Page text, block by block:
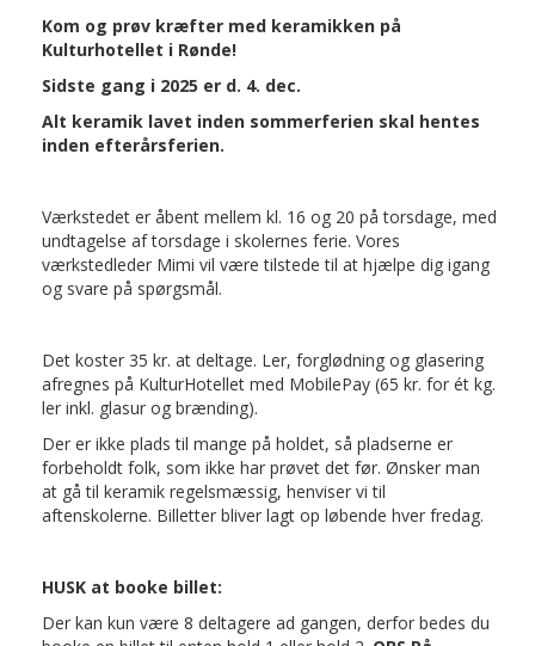
Nanna Larsen & Ivan Pedersen m. band
25. september
Nanna Larsen & Ivan Pedersen m. band
Sange fra et nordisk americana-univers
Arrangør: MiR- Musik i Rønde
Kom og prøv kræfter med keramikken på
Kulturhotellet i Rønde!
Sidste gang i 2025 er d. 4. dec.
Alt keramik lavet inden sommerferien skal hentes
inden efterårsferien.
Værkstedet er åbent mellem kl. 16 og 20 på torsdage, med
undtagelse af torsdage i skolernes ferie. Vores
værkstedleder Mimi vil være tilstede til at hjælpe dig igang
og svare på spørgsmål.
Det koster 35 kr. at deltage. Ler, forglødning og glasering
afregnes på KulturHotellet med MobilePay (65 kr. for ét kg.
ler inkl. glasur og brænding).
Der er ikke plads til mange på holdet, så pladserne er
forbeholdt folk, som ikke har prøvet det før. Ønsker man
at gå til keramik regelsmæssig, henviser vi til
aftenskolerne. Billetter bliver lagt op løbende hver fredag.
HUSK at booke billet:
Der kan kun være 8 deltagere ad gangen, derfor bedes du